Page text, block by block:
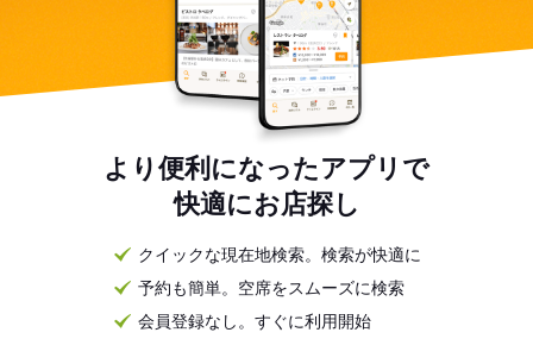
より便利になったアプリで
快適にお店探し
クイックな現在地検索。検索が快適に
予約も簡単。空席をスムーズに検索
会員登録なし。すぐに利用開始